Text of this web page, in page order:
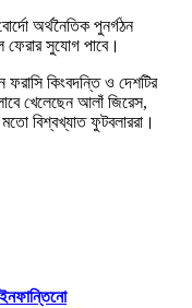
অর্থনৈতিক পুনর্গঠন
ফেরার সুযোগ পাবে।
কিংবদন্তি ও দেশটির
খেলেছেন আলাঁ জিরেস,
বিশ্বখ্যাত ফুটবলাররা।